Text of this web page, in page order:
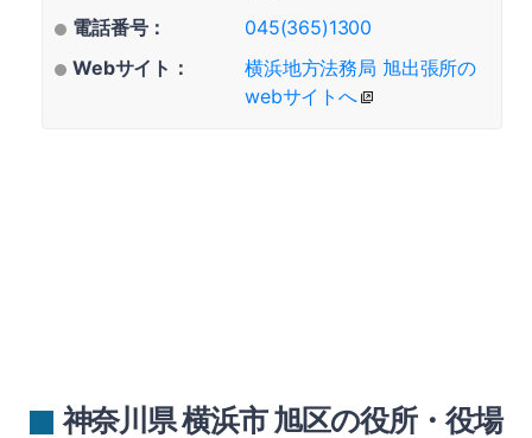
電話番号：
045(365)1300
Webサイト：
横浜地方法務局 旭出張所の
webサイトへ
神奈川県 横浜市 旭区の役所・役場